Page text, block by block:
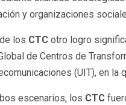
y organizaciones
los CTCotro logro
de Centros de
(UIT), en la
escenarios, los CTC